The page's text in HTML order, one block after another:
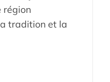
région
tradition et la